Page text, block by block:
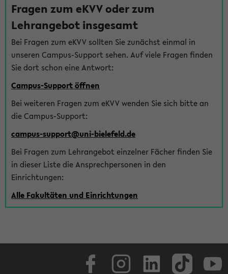
Fragen zum eKVV oder zum
Lehrangebot insgesamt
Bei Fragen zum eKVV sollten Sie zunächst einmal in
unseren Campus-Support sehen. Auf viele Fragen finden
Sie dort schon eine Antwort:
Campus-Support öffnen
Bei weiteren Fragen zum eKVV wenden Sie sich bitte an
die Campus-Support:
campus-support@uni-bielefeld.de
Bei Fragen zum Lehrangebot einzelner Fächer finden Sie
in dieser Liste die Ansprechpersonen in den
Einrichtungen:
Alle Fakultäten und Einrichtungen